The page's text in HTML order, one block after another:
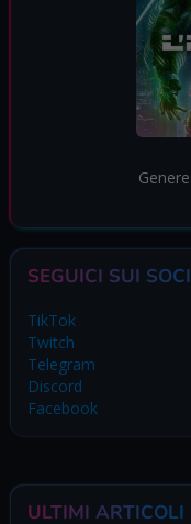
Genere:
SEGUICI SUI
TikTok
Twitch
Telegram
Discord
Facebook
ULTIMI ARTICOLI